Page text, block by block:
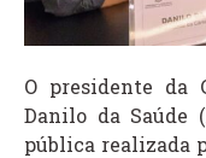
O presidente da
Danilo da Saúde
pública realizada